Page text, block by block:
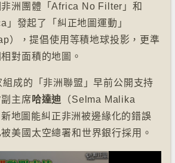
洲團體「Africa No Filter」和
」發起了「糾正地圖運動」
），提倡使用等積地球投影，更準
對面積的地圖。
成的「非洲聯盟」早前公開支持
主席哈達迪
（Selma Malika
地圖能糾正非洲被邊緣化的錯誤
美國太空總署和世界銀行採用。